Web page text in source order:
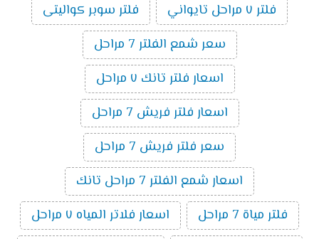
فلتر ٧ مراحل تايواني
فلتر سوبر كواليتى
سعر شمع الفلتر 7 مراحل
اسعار فلتر تانك ٧ مراحل
اسعار فلتر فريش 7 مراحل
سعر فلتر فريش 7 مراحل
اسعار شمع الفلتر 7 مراحل تانك
فلتر مياة 7 مراحل
اسعار فلاتر المياه ٧ مراحل